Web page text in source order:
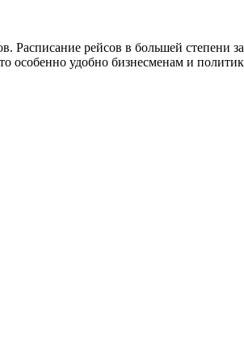
Расписание рейсов в большей степени
особенно удобно бизнесменам и